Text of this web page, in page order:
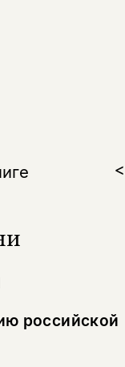
>
российской